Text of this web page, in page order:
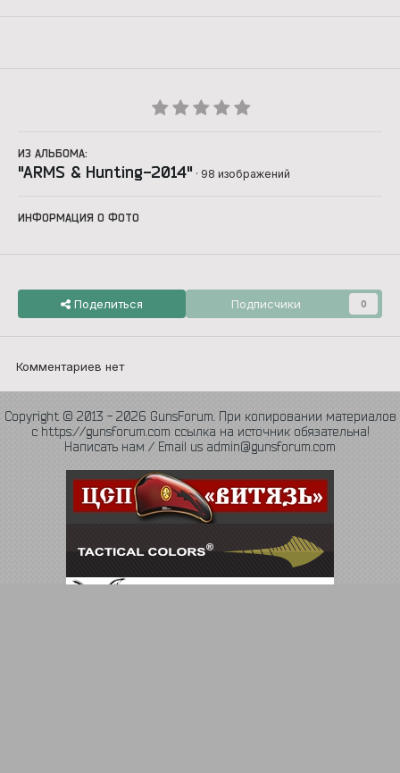
ИЗ АЛЬБОМА:
"ARMS & Hunting-2014" · 98 изображений
ИНФОРМАЦИЯ О ФОТО
Поделиться Подписчики 0
Комментариев нет
Copyright © 2013 - 2026 GunsForum. При копировании материалов
с https://gunsforum.com ссылка на источник обязательна!
Написать нам / Email us admin@gunsforum.com